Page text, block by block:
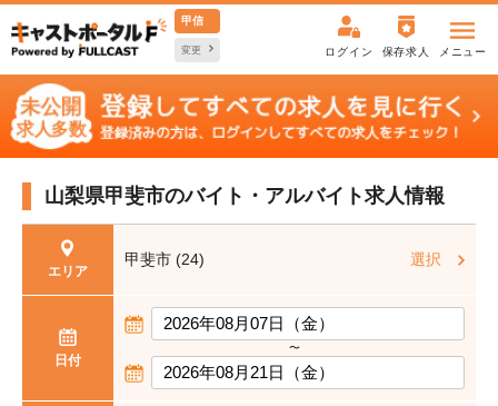
甲信
変更 ログイン 保存求人 メニュー
山梨県甲斐市のバイト・アルバイト求人情報
エリア
甲斐市 (24) 選択
日付
〜